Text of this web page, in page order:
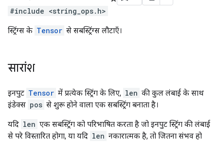
#include <string_ops.h>
स्ट्रिंग्स के Tensor से सबस्ट्रिंग्स लौटाएँ।
सारांश
इनपुट Tensor में प्रत्येक स्ट्रिंग के लिए, len की कुल लंबाई के साथ
इंडेक्स pos से शुरू होने वाला एक सबस्ट्रिंग बनाता है।
यदि len एक सबस्ट्रिंग को परिभाषित करता है जो इनपुट स्ट्रिंग की लंबाई
से परे विस्तारित होगा, या यदि len नकारात्मक है, तो जितना संभव हो